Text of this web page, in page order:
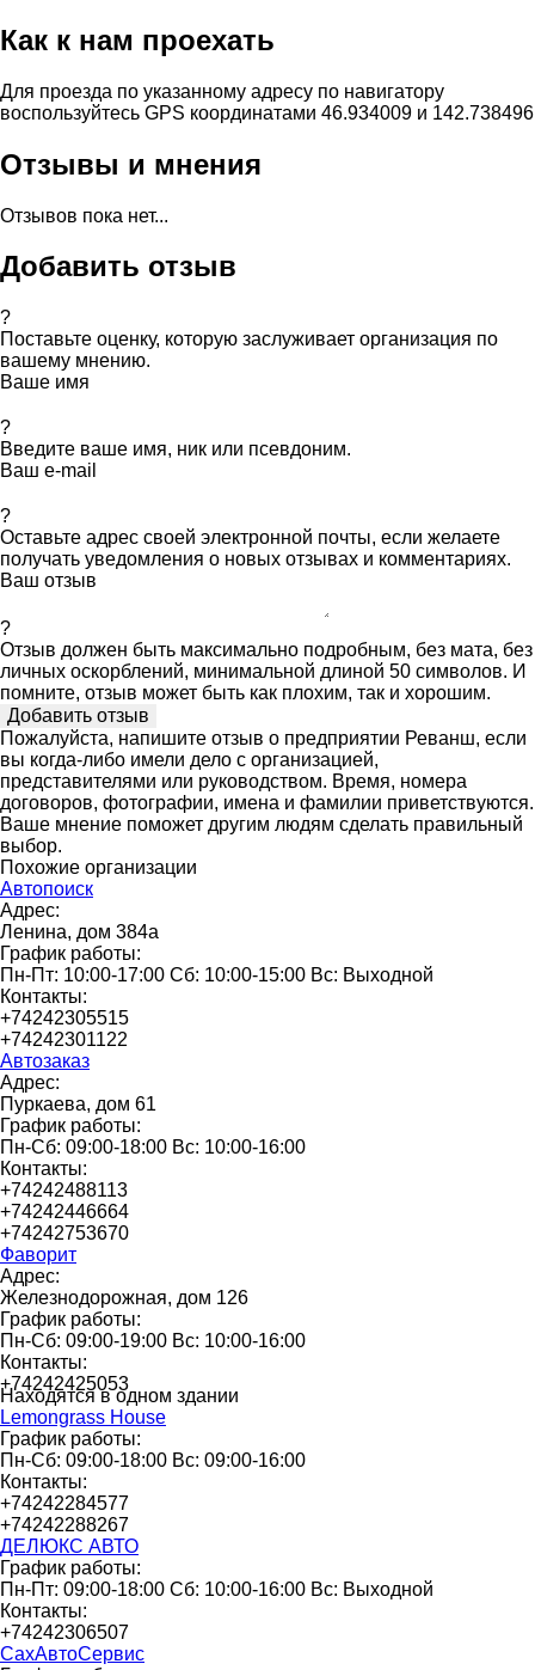
Как к нам проехать
Для проезда по указанному адресу по навигатору
воспользуйтесь GPS координатами 46.934009 и 142.738496
Отзывы и мнения
Отзывов пока нет...
Добавить отзыв
?
Поставьте оценку, которую заслуживает организация по
вашему мнению.
Ваше имя
?
Введите ваше имя, ник или псевдоним.
Ваш e-mail
?
Оставьте адрес своей электронной почты, если желаете
получать уведомления о новых отзывах и комментариях.
Ваш отзыв
?
Отзыв должен быть максимально подробным, без мата, без
личных оскорблений, минимальной длиной 50 символов. И
помните, отзыв может быть как плохим, так и хорошим.
Пожалуйста, напишите отзыв о предприятии Реванш, если
вы когда-либо имели дело с организацией,
представителями или руководством. Время, номера
договоров, фотографии, имена и фамилии приветствуются.
Ваше мнение поможет другим людям сделать правильный
выбор.
Похожие организации
Автопоиск
Адрес:
Ленина, дом 384а
График работы:
Пн-Пт: 10:00-17:00 Сб: 10:00-15:00 Вс: Выходной
Контакты:
+74242305515
+74242301122
Автозаказ
Адрес:
Пуркаева, дом 61
График работы:
Пн-Сб: 09:00-18:00 Вс: 10:00-16:00
Контакты:
+74242488113
+74242446664
+74242753670
Фаворит
Адрес:
Железнодорожная, дом 126
График работы:
Пн-Сб: 09:00-19:00 Вс: 10:00-16:00
Контакты:
+74242425053
Находятся в одном здании
Lemongrass House
График работы:
Пн-Сб: 09:00-18:00 Вс: 09:00-16:00
Контакты:
+74242284577
+74242288267
ДЕЛЮКС АВТО
График работы:
Пн-Пт: 09:00-18:00 Сб: 10:00-16:00 Вс: Выходной
Контакты:
+74242306507
СахАвтоСервис